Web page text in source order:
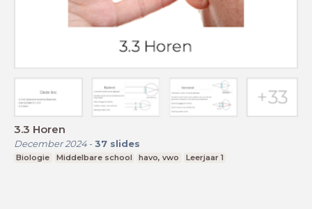
3.3 Horen
December 2024- 37 slides
Biologie Middelbare school havo, vwo Leerjaar 1